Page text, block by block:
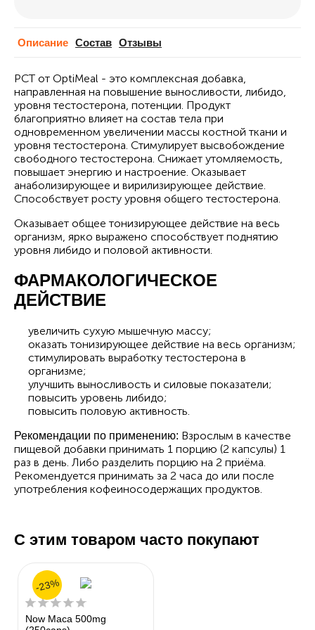
Описание Cостав Отзывы
PCT от OptiMeal - это комплексная добавка,
направленная на повышение выносливости, либидо,
уровня тестостерона, потенции. Продукт
благоприятно влияет на состав тела при
одновременном увеличении массы костной ткани и
уровня тестостерона. Стимулирует высвобождение
свободного тестостерона. Снижает утомляемость,
повышает энергию и настроение. Оказывает
анаболизирующее и вирилизирующее действие.
Способствует росту уровня общего тестостерона.
Оказывает общее тонизирующее действие на весь
организм, ярко выражено способствует поднятию
уровня либидо и половой активности.
ФАРМАКОЛОГИЧЕСКОЕ
ДЕЙСТВИЕ
увеличить сухую мышечную массу;
оказать тонизирующее действие на весь организм;
стимулировать выработку тестостерона в
организме;
улучшить выносливость и силовые показатели;
повысить уровень либидо;
повысить половую активность.
Рекомендации по применению: Взрослым в качестве
пищевой добавки принимать 1 порцию (2 капсулы) 1
раз в день. Либо разделить порцию на 2 приёма.
Рекомендуется принимать за 2 часа до или после
употребления кофеиносодержащих продуктов.
С этим товаром часто покупают
Now Maca 500mg
-23%